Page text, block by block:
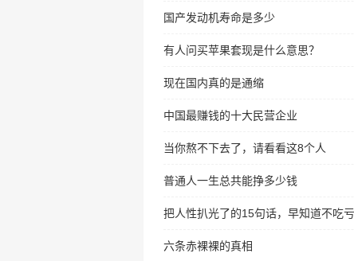
国产发动机寿命是多少
有人问买苹果套现是什么意思？
现在国内真的是通缩
中国最赚钱的十大民营企业
当你熬不下去了，请看看这8个人
普通人一生总共能挣多少钱
把人性扒光了的15句话，早知道不吃亏
六条赤裸裸的真相